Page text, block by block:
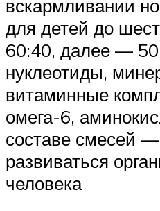
вскармливании
для детей до
60:40, далее —
нуклеотиды,
витаминные
омега-6,
составе смесей —
развиваться
человека